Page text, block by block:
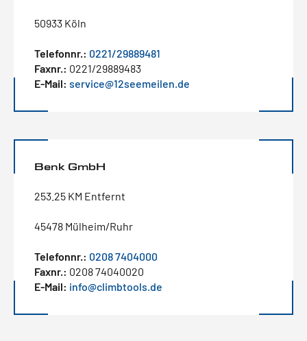
50933 Köln
Telefonnr.: 0221/29889481
Faxnr.: 0221/29889483
E-Mail: service@12seemeilen.de
Benk GmbH
253.25 KM Entfernt
45478 Mülheim/Ruhr
Telefonnr.: 0208 7404000
Faxnr.: 0208 74040020
E-Mail: info@climbtools.de